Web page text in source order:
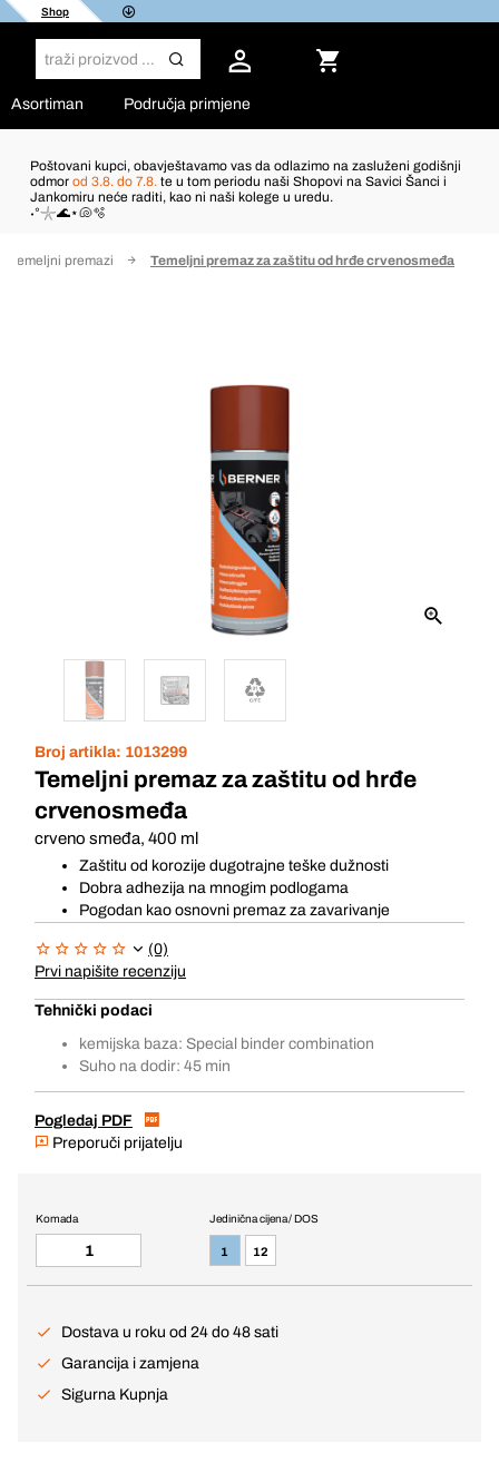
Shop
Asortiman Područja primjene
Poštovani kupci, obavještavamo vas da odlazimo na zasluženi godišnji
odmor od 3.8. do 7.8. te u tom periodu naši Shopovi na Savici Šanci i
Jankomiru neće raditi, kao ni naši kolege u uredu.
˖°𓇼🌊⋆🐚🫧
Temeljni premazi Temeljni premaz za zaštitu od hrđe crvenosmeđa
Broj artikla: 1013299
Temeljni premaz za zaštitu od hrđe
crvenosmeđa
crveno smeđa, 400 ml
Zaštitu od korozije dugotrajne teške dužnosti
Dobra adhezija na mnogim podlogama
Pogodan kao osnovni premaz za zavarivanje
(0)
Prvi napišite recenziju
Tehnički podaci
kemijska baza: Special binder combination
Suho na dodir: 45 min
Pogledaj PDF
Preporuči prijatelju
Jedinična cijena / DOS
1 12
Komada
Dostava u roku od 24 do 48 sati
Garancija i zamjena
Sigurna Kupnja